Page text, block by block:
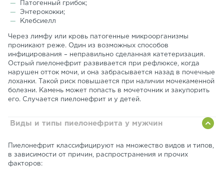
Патогенный грибок;
Энтерококки;
Клебсиелл
Через лимфу или кровь патогенные микроорганизмы
проникают реже. Один из возможных способов
инфицирования – неправильно сделанная катетеризация.
Острый пиелонефрит развивается при рефлюксе, когда
нарушен отток мочи, и она забрасывается назад в почечные
лоханки. Такой риск повышается при наличии мочекаменной
болезни. Камень может попасть в мочеточник и закупорить
его. Случается пиелонефрит и у детей.
Виды и типы пиелонефрита у мужчин
Пиелонефрит классифицируют на множество видов и типов,
в зависимости от причин, распространения и прочих
факторов: